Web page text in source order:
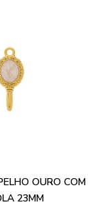
OURO COM
23MM